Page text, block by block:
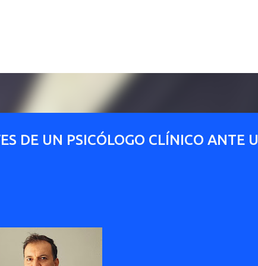
DE UN PSICÓLOGO CLÍNICO ANTE